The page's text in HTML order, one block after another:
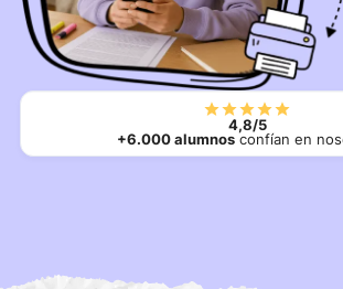
4,8/5
+6.000 alumnosconfían en